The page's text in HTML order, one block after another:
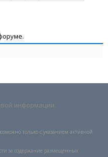
информации.
только с указанием активной
за содержание размещенных